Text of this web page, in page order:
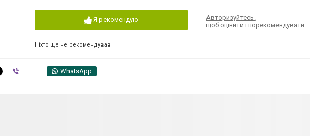
Я рекомендую
Ніхто ще не рекомендував
Авторизуйтесь,
щоб оцінити і порекомендувати
WhatsApp